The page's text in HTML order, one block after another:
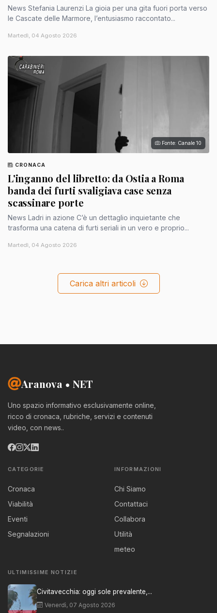
News Stefania Laurenzi La gioia per una gita fuori porta verso
le Cascate delle Marmore, l’entusiasmo raccontato...
Martedì, 04 Agosto 2026
Fonte: Canale 10
CRONACA
L'inganno del libretto: da Ostia a Roma
banda dei furti svaligiava case senza
scassinare porte
News Ladri in azione C’è un dettaglio inquietante che
trasforma una catena di furti seriali in un vero e proprio...
Martedì, 04 Agosto 2026
Carica altri articoli
Aranova • NET
Uno spazio informativo esclusivamente online,
ricco di cronaca, rubriche, servizi e contenuti
video, con news..
CATEGORIE
Cronaca
Viabilità
Eventi
Segnalazioni
INFORMAZIONI
Chi Siamo
Contattaci
Collabora
Utilità
meteo
ULTIMISSIME NOTIZIE
Civitavecchia: oggi sole prevalente,...
Venerdì, 07 Agosto 2026